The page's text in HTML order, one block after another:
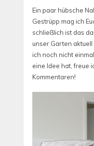
Ein paar hübsche
Gestrüpp mag ich
schließlich ist das
unser Garten
ich noch nicht
eine Idee hat, freue
Kommentaren!